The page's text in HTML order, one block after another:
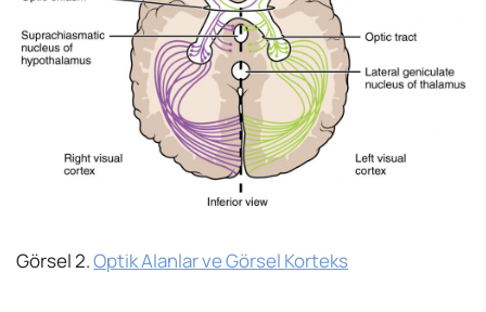
Görsel 2.Optik Alanlar ve Görsel Korteks